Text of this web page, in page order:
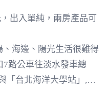
出入單純，兩房產品可
海邊、陽光生活很難得
路公車往淡水發車總
「台北海洋大學站」,將